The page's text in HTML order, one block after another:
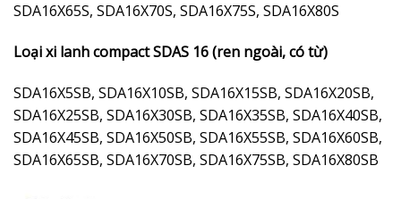
SDA16X65S, SDA16X70S, SDA16X75S, SDA16X80S
Loại xi lanh compact SDAS 16 (ren ngoài, có từ)
SDA16X5SB, SDA16X10SB, SDA16X15SB, SDA16X20SB,
SDA16X25SB, SDA16X30SB, SDA16X35SB, SDA16X40SB,
SDA16X45SB, SDA16X50SB, SDA16X55SB, SDA16X60SB,
SDA16X65SB, SDA16X70SB, SDA16X75SB, SDA16X80SB